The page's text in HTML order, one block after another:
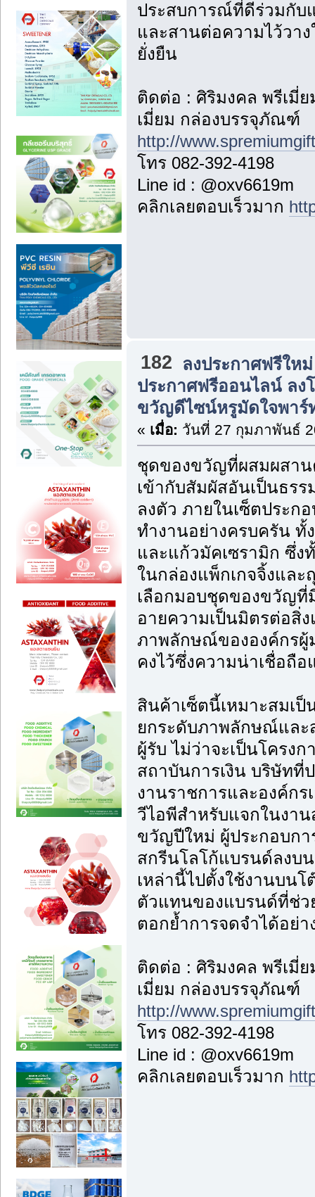
ประสบการณ์ที่ดีร่วมกับ
และสานต่อความไว้วา
ยั่งยืน
ติดต่อ : ศิริมงคล พรีเมี่
เมี่ยม กล่องบรรจุภัณฑ์
http://
โทร 082-392-4198
Line id : @oxv6619m
คลิกเลยตอบเร็วมาก
182
ลงประกาศฟรีให
ประกาศฟรีออนไลน์ ล
ขวัญดีไซน์หรูมัดใจพาร์
« เมื่อ: วันที่ 27 กุมภาพันธ์
ชุดของขวัญที่ผสมผสาน
เข้ากับสัมผัสอันเป็นธร
ลงตัว ภายในเซ็ตประก
ทำงานอย่างครบครัน
และแก้วมัคเซรามิก ซึ่
ในกล่องแพ็กเกจจิ้งและ
เลือกมอบชุดของขวัญ
อายความเป็นมิตรต่อสิ่
ภาพลักษณ์ขององค์กรผู้
คงไว้ซึ่งความน่าเชื่อถื
สินค้าเซ็ตนี้เหมาะสมเป็
ยกระดับภาพลักษณ์และ
ผู้รับ ไม่ว่าจะเป็นโครง
สถาบันการเงิน บริษัทที่
งานราชการและองค์ก
วีไอพีสำหรับแจกในงา
ขวัญปีใหม่ ผู้ประกอบกา
สกรีนโลโก้แบรนด์ลงบ
เหล่านี้ไปตั้งใช้งานบนโ
ตัวแทนของแบรนด์ที่ช่
ตอกย้ำการจดจำได้อย่า
ติดต่อ : ศิริมงคล พรีเมี่
เมี่ยม กล่องบรรจุภัณฑ์
http://
โทร 082-392-4198
Line id : @oxv6619m
คลิกเลยตอบเร็วมาก